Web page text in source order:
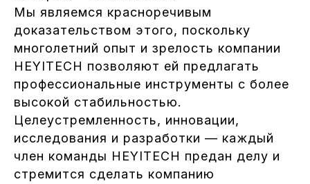
Мы являемся красноречивым
доказательством этого, поскольку
многолетний опыт и зрелость компании
HEYITECH позволяют ей предлагать
профессиональные инструменты с более
высокой стабильностью.
Целеустремленность, инновации,
исследования и разработки — каждый
член команды HEYITECH предан делу и
стремится сделать компанию